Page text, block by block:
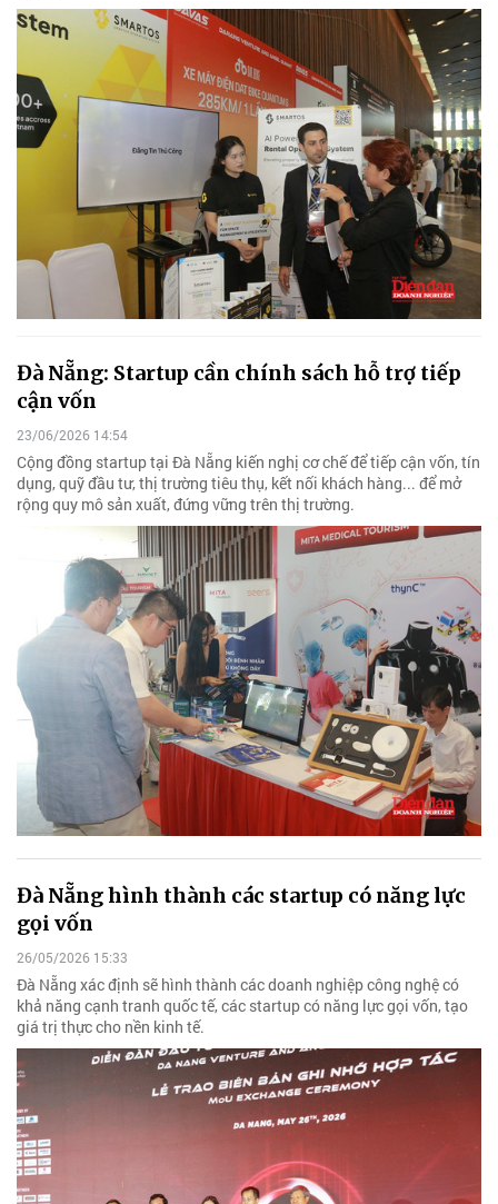
Đà Nẵng: Startup cần chính sách hỗ trợ tiếp
cận vốn
23/06/2026 14:54
Cộng đồng startup tại Đà Nẵng kiến nghị cơ chế để tiếp cận vốn, tín
dụng, quỹ đầu tư, thị trường tiêu thụ, kết nối khách hàng... để mở
rộng quy mô sản xuất, đứng vững trên thị trường.
Đà Nẵng hình thành các startup có năng lực
gọi vốn
26/05/2026 15:33
Đà Nẵng xác định sẽ hình thành các doanh nghiệp công nghệ có
khả năng cạnh tranh quốc tế, các startup có năng lực gọi vốn, tạo
giá trị thực cho nền kinh tế.